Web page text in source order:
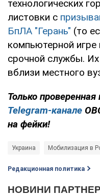
технологических
листовки с
БпЛА "Герань" (то
компьютерной
срочной службы.
вблизи местного
Только
Telegram-канале
на фейки!
Украина Мобилизация в
Редакционная политика